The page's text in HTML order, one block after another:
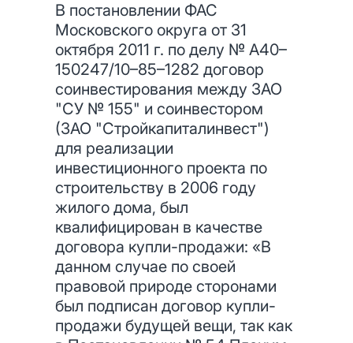
В постановлении ФАС
Московского округа от 31
октября 2011 г. по делу № А40–
150247/10–85–1282 договор
соинвестирования между ЗАО
"СУ № 155" и соинвестором
(ЗАО "Стройкапиталинвест")
для реализации
инвестиционного проекта по
строительству в 2006 году
жилого дома, был
квалифицирован в качестве
договора купли-продажи: «В
данном случае по своей
правовой природе сторонами
был подписан договор купли-
продажи будущей вещи, так как